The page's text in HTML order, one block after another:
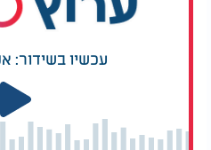
עכשיו בשידור: